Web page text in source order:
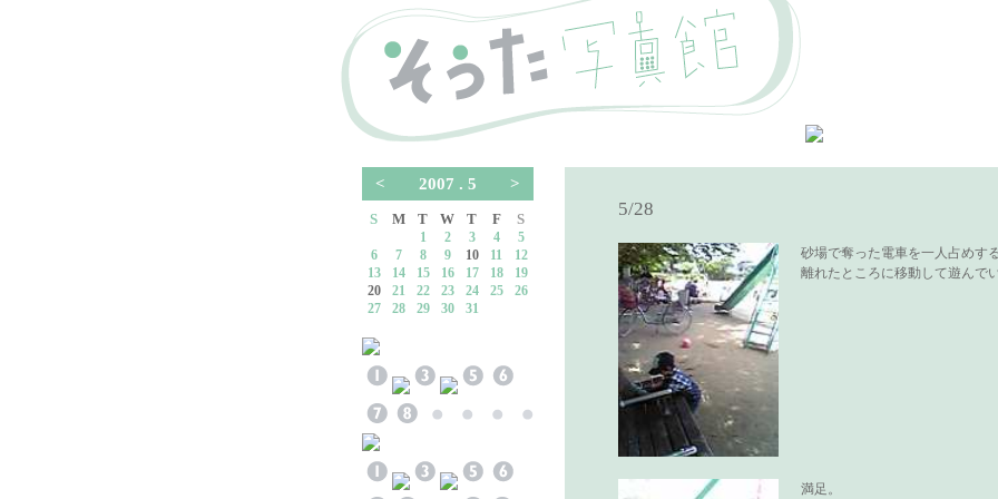
< 2007 . 5 >
S M T W T F S
1 2 3 4
5
6
7 8 9 10 11
12
13
14 15 16 17 18
19
20
21 22 23 24 25
26
27
28 29 30 31
5/28
砂場で奪った電車を一人占めす
離れたところに移動して遊んでい
満足。